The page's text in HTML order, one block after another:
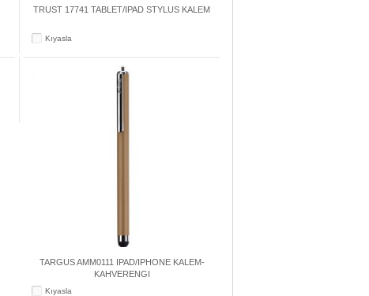
TRUST 17741 TABLET/IPAD STYLUS KALEM
Kıyasla
TARGUS AMM0111 IPAD/IPHONE KALEM-
KAHVERENGI
Kıyasla